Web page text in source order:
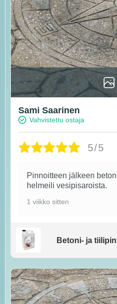
Sami Saarinen
Vahvistettu ostaja
5/5
Pinnoitteen jälkeen
helmeili vesipisaroista.
1 viikko sitten
Betoni- ja